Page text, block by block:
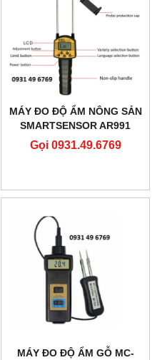
MÁY ĐO ĐỘ ẨM NÔNG SẢN
SMARTSENSOR AR991
Gọi 0931.49.6769
MÁY ĐO ĐỘ ẨM GỖ MC-